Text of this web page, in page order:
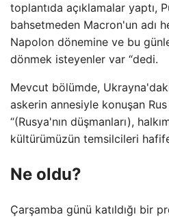
toplantıda açıklamalar yaptı,
bahsetmeden Macron'un adı
Napolon dönemine ve bu
dönmek isteyenler var “dedi.
Mevcut bölümde,
askerin annesiyle konuşan
“(Rusya'nın düşmanları),
kültürümüzün temsilcileri
Ne oldu?
Çarşamba günü katıldığı bir